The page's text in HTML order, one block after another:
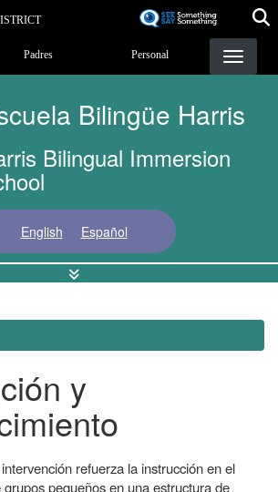
principal
Menu
Padres Personal
Bilingüe Harris
Bilingual Immersion
English Español
y
refuerza la instrucción en el
pequeños en una estructura de